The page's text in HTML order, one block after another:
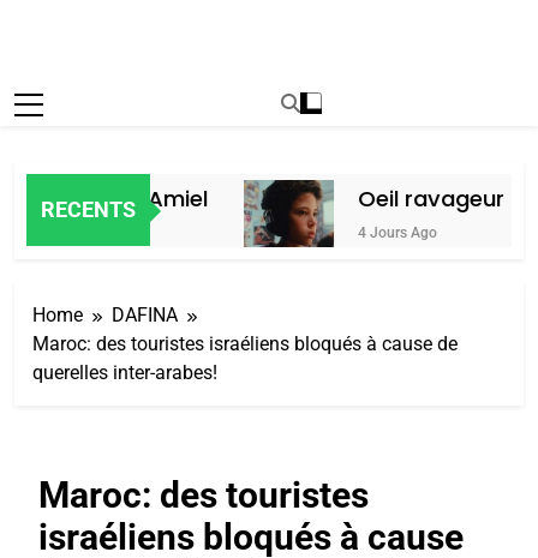
RECENTS
par Alain Amiel Oeil ravageur –
4 Jours Ago
Home
DAFINA
Maroc: des touristes israéliens bloqués à cause de
querelles inter-arabes!
Maroc: des touristes
israéliens bloqués à cause